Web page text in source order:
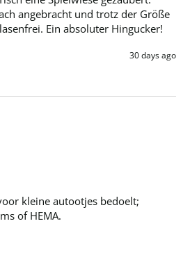
angebracht und trotz der Größe
Ein absoluter Hingucker!
30 days ago
kleine autootjes bedoelt;
of HEMA.